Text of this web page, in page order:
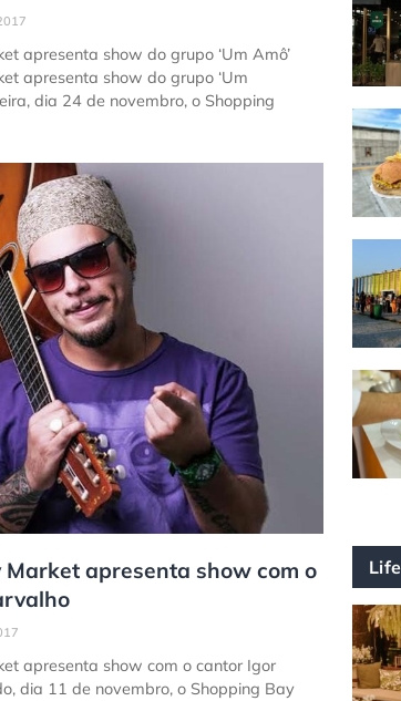
apresenta show do grupo ‘Um Amô’
apresenta show do grupo ‘Um
dia 24 de novembro, o Shopping
Market apresenta show com o
apresenta show com o cantor Igor
dia 11 de novembro, o Shopping Bay